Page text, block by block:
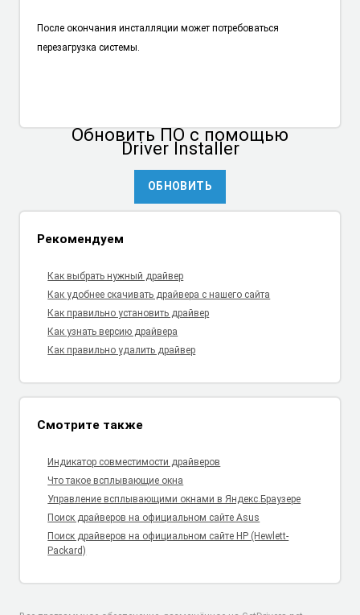
После окончания инсталляции может потребоваться
перезагрузка системы.
Обновить ПО с помощью
Driver Installer
ОБНОВИТЬ
Рекомендуем
Как выбрать нужный драйвер
Как удобнее скачивать драйвера с нашего сайта
Как правильно установить драйвер
Как узнать версию драйвера
Как правильно удалить драйвер
Смотрите также
Индикатор совместимости драйверов
Что такое всплывающие окна
Управление всплывающими окнами в Яндекс.Браузере
Поиск драйверов на официальном сайте Asus
Поиск драйверов на официальном сайте HP (Hewlett-
Packard)